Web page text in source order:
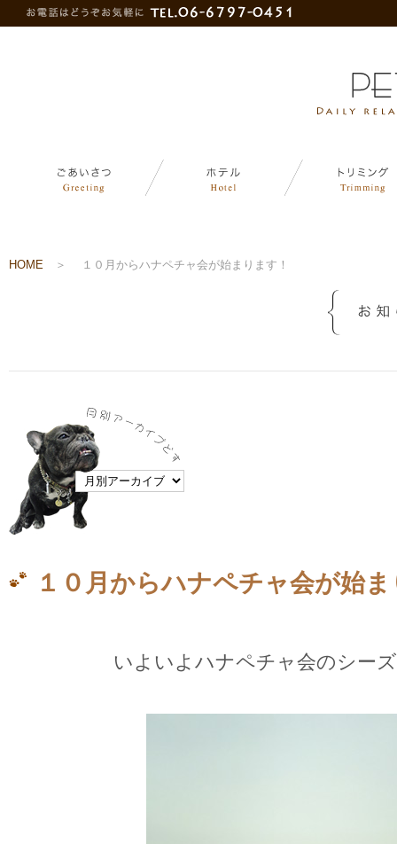
HOME ＞ １０月からハナペチャ会が始まります！
１０月からハナペチャ会が始
いよいよハナペチャ会のシー